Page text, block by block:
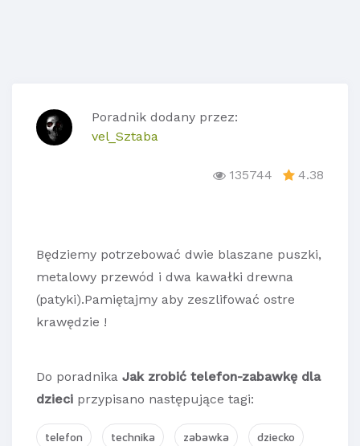
Poradnik dodany przez:
vel_Sztaba
135744 4.38
Będziemy potrzebować dwie blaszane puszki,
metalowy przewód i dwa kawałki drewna
(patyki).Pamiętajmy aby zeszlifować ostre
krawędzie !
Do poradnika Jak zrobić telefon-zabawkę dla
dzieci przypisano następujące tagi:
telefon technika zabawka dziecko